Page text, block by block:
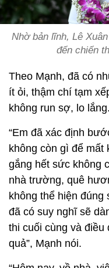
Nhờ bản lĩnh, Lê
đến chiến
Theo Mạnh, đã có
ít ỏi, thậm chí tạm
không run sợ, lo lắng.
“Em đã xác định
không còn gì để mất
gắng hết sức không
nhà trường, quê
không thể hiện
đã có suy nghĩ sẽ
thi cuối cùng và
quả”, Mạnh nói.